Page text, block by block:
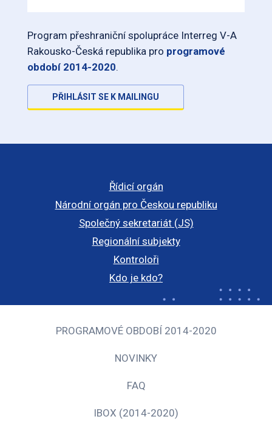
Program přeshraniční spolupráce Interreg V-A
Rakousko-Česká republika pro programové
období 2014-2020.
PŘIHLÁSIT SE K MAILINGU
Řídicí orgán
Národní orgán pro Českou republiku
Společný sekretariát (JS)
Regionální subjekty
Kontroloři
Kdo je kdo?
PROGRAMOVÉ OBDOBÍ 2014-2020
NOVINKY
FAQ
IBOX (2014-2020)